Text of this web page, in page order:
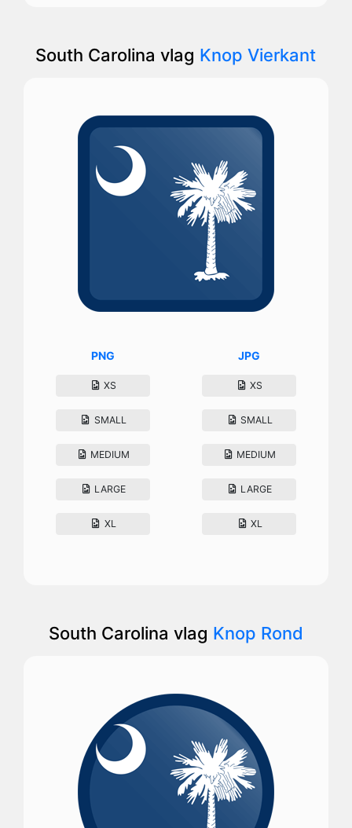
South Carolina vlag Knop Vierkant
PNG
XS
SMALL
MEDIUM
LARGE
XL
JPG
XS
SMALL
MEDIUM
LARGE
XL
South Carolina vlag Knop Rond